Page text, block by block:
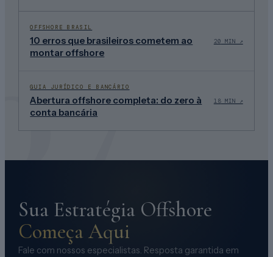
OFFSHORE BRASIL
10 erros que brasileiros cometem ao
montar offshore
20 MIN ↗
GUIA JURÍDICO E BANCÁRIO
Abertura offshore completa: do zero à
conta bancária
18MIN ↗
Sua Estratégia Offshore
Começa Aqui
Fale com nossos especialistas. Resposta garantida em